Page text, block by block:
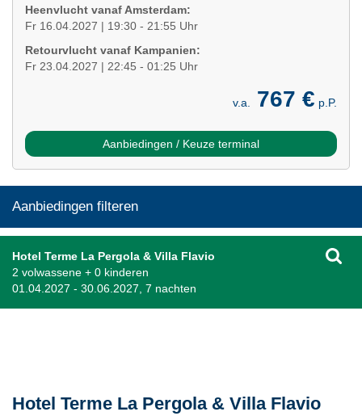
Heenvlucht vanaf Amsterdam:
Fr 16.04.2027 | 19:30 - 21:55 Uhr
Retourvlucht vanaf Kampanien:
Fr 23.04.2027 | 22:45 - 01:25 Uhr
v.a. 767 € p.P.
Aanbiedingen / Keuze terminal
Aanbiedingen filteren
Hotel Terme La Pergola & Villa Flavio
2 volwassene + 0 kinderen
01.04.2027 - 30.06.2027, 7 nachten
Hotel Terme La Pergola & Villa Flavio